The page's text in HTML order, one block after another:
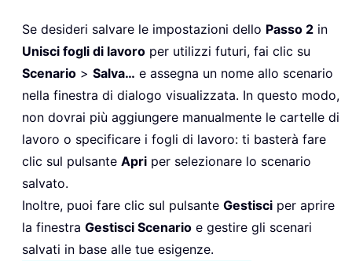
Se desideri salvare le impostazioni dello Passo 2 in
Unisci fogli di lavoro per utilizzi futuri, fai clic su
Scenario > Salva… e assegna un nome allo scenario
nella finestra di dialogo visualizzata. In questo modo,
non dovrai più aggiungere manualmente le cartelle di
lavoro o specificare i fogli di lavoro: ti basterà fare
clic sul pulsante Apri per selezionare lo scenario
salvato.
Inoltre, puoi fare clic sul pulsante Gestisci per aprire
la finestra Gestisci Scenario e gestire gli scenari
salvati in base alle tue esigenze.